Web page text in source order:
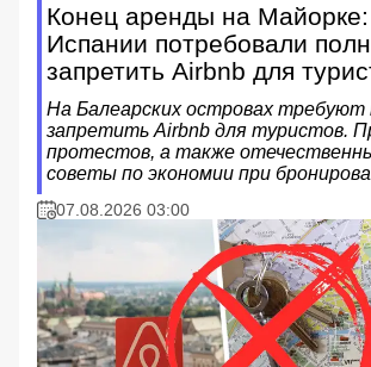
Конец аренды на
Испании потребовали
запретить Airbnb для
На Балеарских островах
запретить Airbnb для туристов.
протестов, а также
советы по экономии при
07.08.2026 03:00